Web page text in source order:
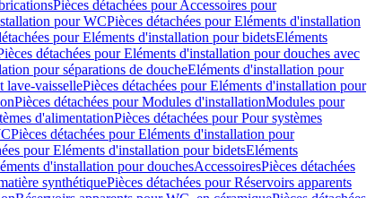
Pièces détachées pour Accessoires pour
pour WCPièces détachées pour Eléments d'installation
pour Eléments d'installation pour bidetsEléments
détachées pour Eléments d'installation pour douches avec
pour séparations de doucheEléments d'installation pour
lave-vaissellePièces détachées pour Eléments d'installation pour
Pièces détachées pour Modules d'installationModules pour
d'alimentationPièces détachées pour Pour systèmes
Pièces détachées pour Eléments d'installation pour
pour Eléments d'installation pour bidetsEléments
d'installation pour douchesAccessoiresPièces détachées
synthétiquePièces détachées pour Réservoirs apparents